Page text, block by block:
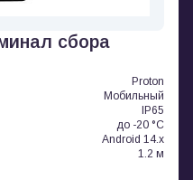
сбора
Proton
Мобильный
IP65
до -20 °C
Android 14.x
1.2 м